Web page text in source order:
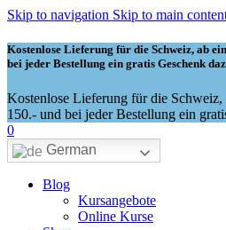
Skip to navigation Skip to main
Kostenlose Lieferung für die Schweiz, ab
bei jeder Bestellung ein gratis Geschenk
Kostenlose Lieferung für die
150.- und bei jeder Bestellung ein
0
German
Blog
Kursangebote
Online Kurse